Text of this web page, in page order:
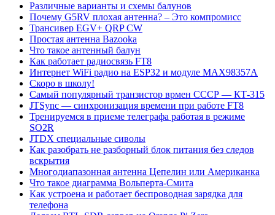
Различные варианты и схемы балунов
Почему G5RV плохая антенна? – Это компромисс
Трансивер EGV+ QRP CW
Простая антенна Bazooka
Что такое антенный балун
Как работает радиосвязь FT8
Интернет WiFi радио на ESP32 и модуле MAX98357A
Скоро в школу!
Самый популярный транзистор врмен СССР — КТ-315
JTSync — синхронизация времени при работе FT8
Тренируемся в приеме телеграфа работая в режиме
SO2R
JTDX специальные сиволы
Как разобрать не разборный блок питания без следов
вскрытия
Многодиапазонная антенна Цепелин или Американка
Что такое диаграмма Вольперта-Смита
Как устроена и работает беспроводная зарядка для
телефона